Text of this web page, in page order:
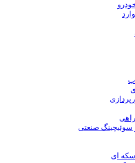
سوئیچینگ صنعتی
سکه ای